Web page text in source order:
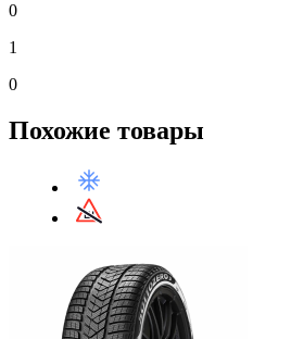
0
1
0
Похожие товары